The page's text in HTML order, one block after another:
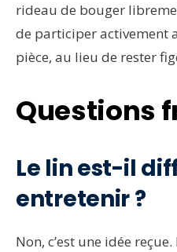
rideau de bouger
de participer activement
pièce, au lieu de rester
Questions
Le lin est-il
entretenir ?
Non, c’est une idée